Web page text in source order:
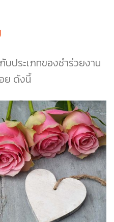
บประเภทของชำร่วยงาน
ย ดังนี้